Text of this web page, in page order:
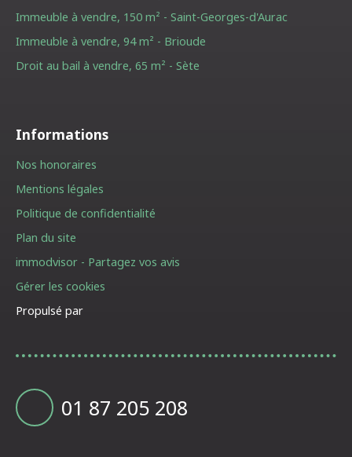
Immeuble à vendre, 150 m² - Saint-Georges-d'Aurac
Immeuble à vendre, 94 m² - Brioude
Droit au bail à vendre, 65 m² - Sète
Informations
Nos honoraires
Mentions légales
Politique de confidentialité
Plan du site
immodvisor - Partagez vos avis
Gérer les cookies
Propulsé par
01 87 205 208